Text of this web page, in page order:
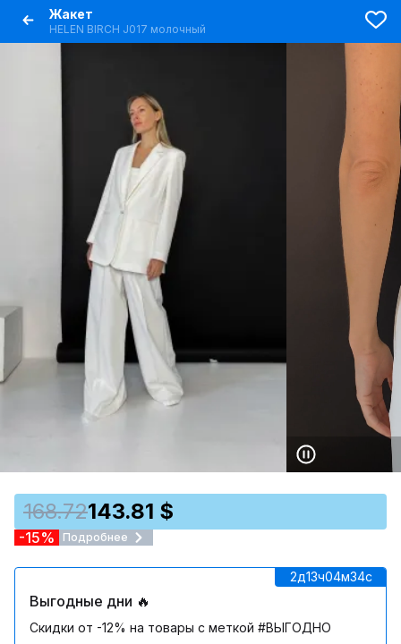
Жакет
HELEN BIRCH J017 молочный
168.72143.81 $
-15% Подробнее
2д13ч04м34c
Выгодные дни 🔥
Скидки от -12% на товары с меткой #ВЫГОДНО